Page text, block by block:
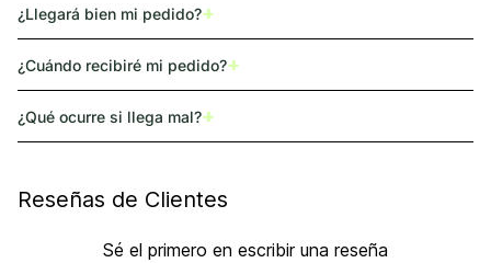
¿Llegará bien mi pedido?+
¿Cuándo recibiré mi pedido?+
¿Qué ocurre si llega mal?+
Reseñas de Clientes
Sé el primero en escribir una reseña